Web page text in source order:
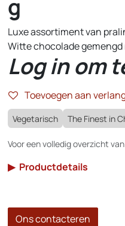
g
Luxe assortiment van
Witte chocolade
Log in om
Toevoegen aan
Vegetarisch The Finest in
Voor een volledig overzicht
▶ Productdetails
Ons contacteren